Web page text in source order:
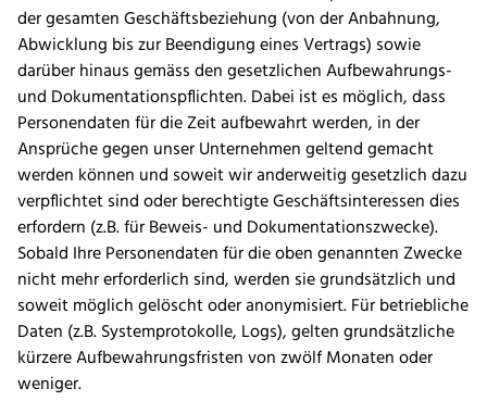
der gesamten Geschäftsbeziehung (von der Anbahnung,
Abwicklung bis zur Beendigung eines Vertrags) sowie
darüber hinaus gemäss den gesetzlichen Aufbewahrungs-
und Dokumentationspflichten. Dabei ist es möglich, dass
Personendaten für die Zeit aufbewahrt werden, in der
Ansprüche gegen unser Unternehmen geltend gemacht
werden können und soweit wir anderweitig gesetzlich dazu
verpflichtet sind oder berechtigte Geschäftsinteressen dies
erfordern (z.B. für Beweis- und Dokumentationszwecke).
Sobald Ihre Personendaten für die oben genannten Zwecke
nicht mehr erforderlich sind, werden sie grundsätzlich und
soweit möglich gelöscht oder anonymisiert. Für betriebliche
Daten (z.B. Systemprotokolle, Logs), gelten grundsätzliche
kürzere Aufbewahrungsfristen von zwölf Monaten oder
weniger.